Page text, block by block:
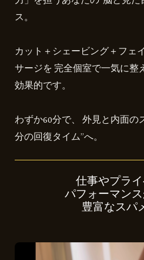
ス。
カット＋シェービング＋フェ
サージを 完全個室で一気に整
効果的です。
わずか60分で、 外見と内面の
分の回復タイム”へ。
仕事やプラ
パフォーマン
豊富なスパ